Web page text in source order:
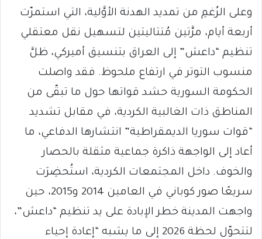
وعلى الرُغمِ من تمديد الهدنة الأوَّلية، التي استمرّت
أربعة أيام، مرَّتين مُتتاليتين لتسهيل نقل معتقلي
تنظيم “داعش” إلى العراق بتنسيق أميركي، ظلَّ
منسوب التوتر في ارتفاع ملحوظ. فقد واصلت
الحكومة السورية حشد قواتها حول ما تبقّى من
المناطق ذات الغالبية الكردية، في مقابل تشديد
“قوات سوريا الديمقراطية” انتشارها الدفاعي، ما
أعاد إلى الواجهة ذاكرة جماعية مثقلة بالحصار
والخوف. داخل المجتمعات الكردية، استُحضِرَت
سريعًا صور كوباني في العامين 2014 و2015، حين
واجهت المدينة خطر الإبادة على يد تنظيم “داعش”،
لتتحوّل لحظة 2026 إلى ما يشبه “إعادة إحياء